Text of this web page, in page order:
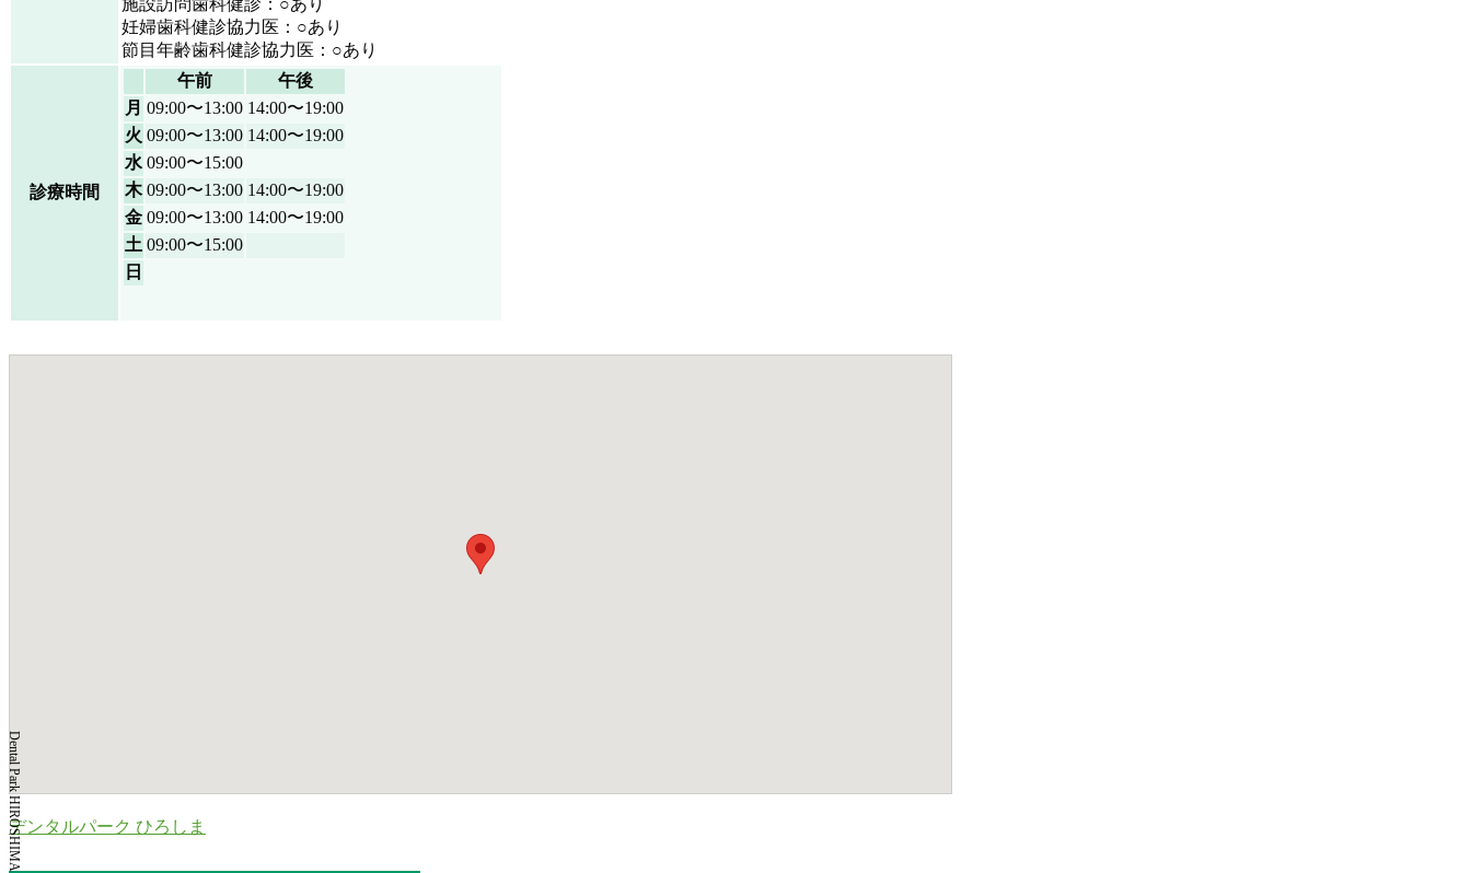
Dental Park HIROSHIMA
施設訪問歯科健診：○あり
妊婦歯科健診協力医：○あり
節目年齢歯科健診協力医：○あり
診療時間
午前
午後
月 09:00〜13:00 14:00〜19:00
火 09:00〜13:00 14:00〜19:00
水 09:00〜15:00
木 09:00〜13:00 14:00〜19:00
金 09:00〜13:00 14:00〜19:00
土 09:00〜15:00
日
デンタルパーク ひろしま